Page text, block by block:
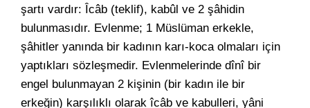
şartı vardır: Îcâb (teklif), kabûl ve 2 şâhidin
bulunmasıdır. Evlenme; 1 Müslüman erkekle,
şâhitler yanında bir kadının karı-koca olmaları için
yaptıkları sözleşmedir. Evlenmelerinde dînî bir
engel bulunmayan 2 kişinin (bir kadın ile bir
erkeğin) karşılıklı olarak îcâb ve kabulleri, yâni